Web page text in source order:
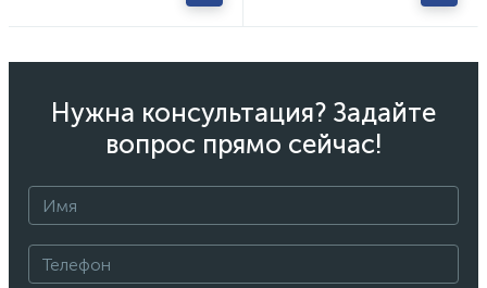
Нужна консультация? Задайте
вопрос прямо сейчас!